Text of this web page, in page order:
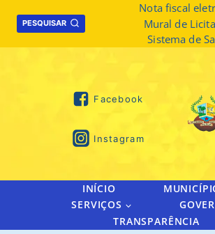
PESQUISAR
Nota fiscal
Mural de
Sistema de
Facebook
Instagram
INÍCIO
SERVIÇOS
TRANSPARÊNCIA